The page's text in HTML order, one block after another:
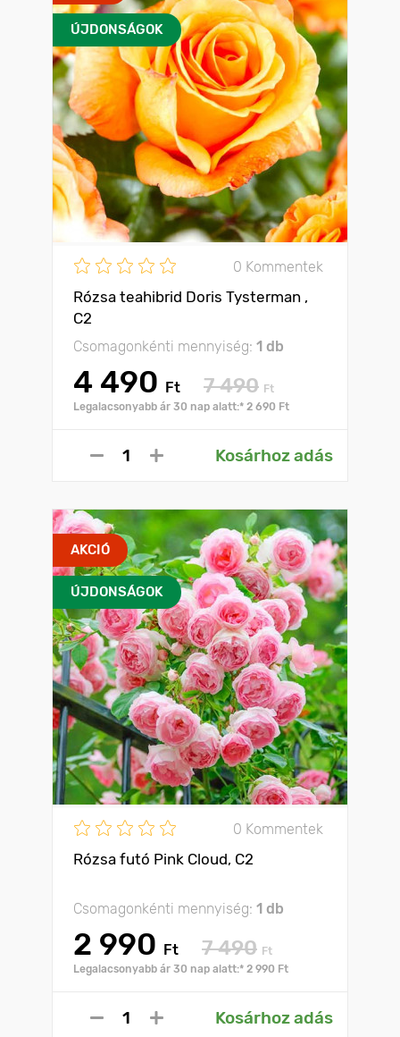
ÚJDONSÁGOK
0 Kommentek
Rózsa teahibrid Doris Tysterman ,
C2
Csomagonkénti mennyiség: 1 db
4 490 Ft 7 490 Ft
Legalacsonyabb ár 30 nap alatt:* 2 690 Ft
Kosárhoz adás
AKCIÓ
ÚJDONSÁGOK
0 Kommentek
Rózsa futó Pink Cloud, C2
Csomagonkénti mennyiség: 1 db
2 990 Ft 7 490 Ft
Legalacsonyabb ár 30 nap alatt:* 2 990 Ft
Kosárhoz adás